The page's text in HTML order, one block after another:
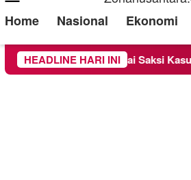
Menu
Home Nasional Ekonomi
HEADLINE HARI INI
Diperiksa Sebagai Saksi Kasus